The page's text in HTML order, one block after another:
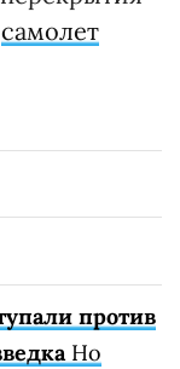
самолет
против
Но